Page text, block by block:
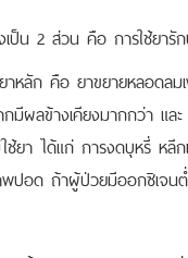
เป็น 2 ส่วน คือ การใช้ยารั
หลัก คือ ยาขยายหลอดลมเ
มีผลข้างเคียงมากกว่า และ
ช้ยา ได้แก่ การงดบุหรี่ ห
อด ถ้าผู้ป่วยมีออกซิเจนต่ำ